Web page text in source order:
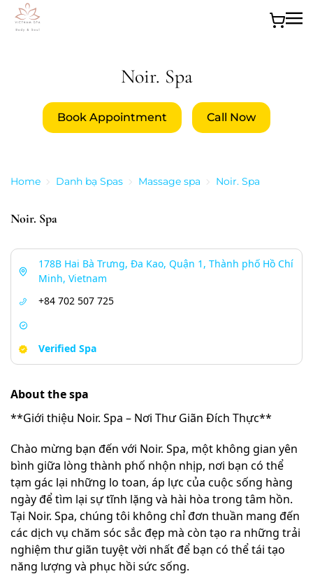
Noir. Spa
Book Appointment Call Now
Home Danh bạ Spas Massage spa Noir. Spa
Noir. Spa
178B Hai Bà Trưng, Đa Kao, Quận 1, Thành phố Hồ Chí
Minh, Vietnam
+84 702 507 725
Verified Spa
About the spa
**Giới thiệu Noir. Spa – Nơi Thư Giãn Đích Thực**
Chào mừng bạn đến với Noir. Spa, một không gian yên
bình giữa lòng thành phố nhộn nhịp, nơi bạn có thể
tạm gác lại những lo toan, áp lực của cuộc sống hàng
ngày để tìm lại sự tĩnh lặng và hài hòa trong tâm hồn.
Tại Noir. Spa, chúng tôi không chỉ đơn thuần mang đến
các dịch vụ chăm sóc sắc đẹp mà còn tạo ra những trải
nghiệm thư giãn tuyệt vời nhất để bạn có thể tái tạo
năng lượng và phục hồi sức sống.